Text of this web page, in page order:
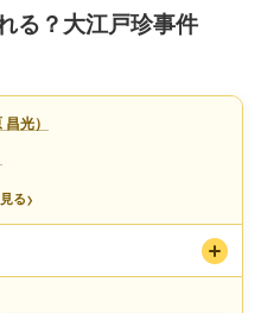
る？大江戸珍事件
光）
る›